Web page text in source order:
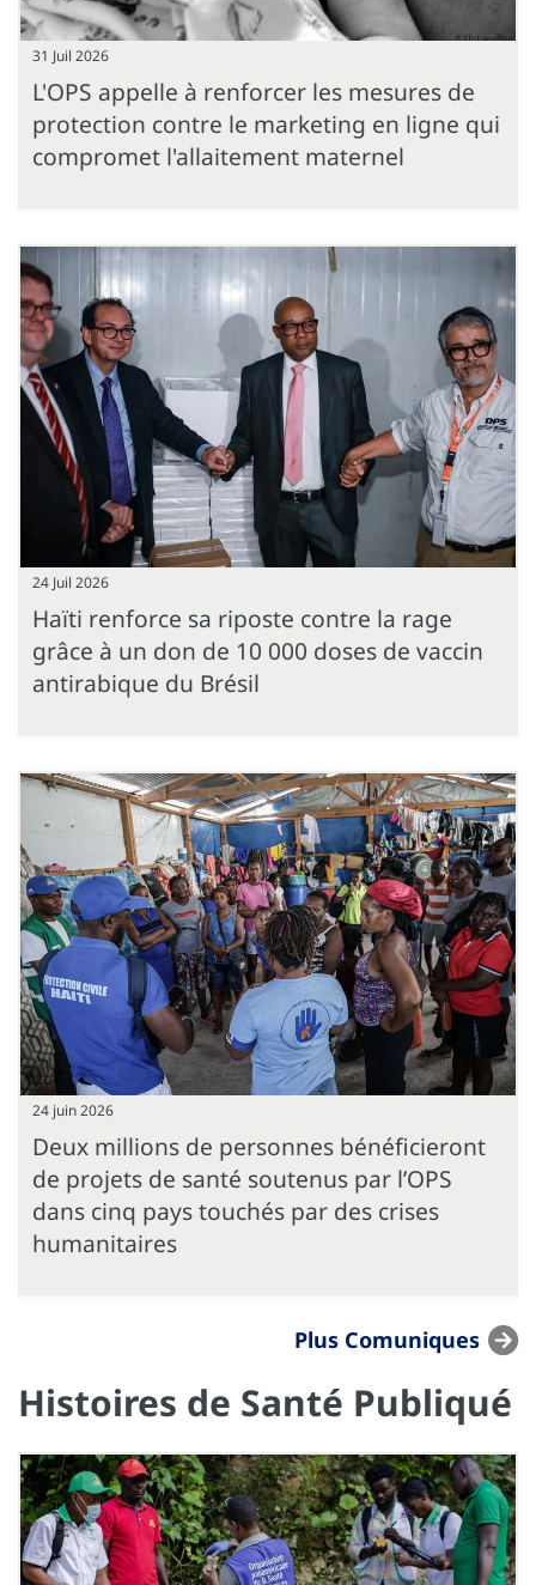
31 Juil 2026
L'OPS appelle à renforcer les mesures de
protection contre le marketing en ligne qui
compromet l'allaitement maternel
24 Juil 2026
Haïti renforce sa riposte contre la rage
grâce à un don de 10 000 doses de vaccin
antirabique du Brésil
24 juin 2026
Deux millions de personnes bénéficieront
de projets de santé soutenus par l’OPS
dans cinq pays touchés par des crises
humanitaires
Plus Comuniques
Histoires de Santé Publiqué